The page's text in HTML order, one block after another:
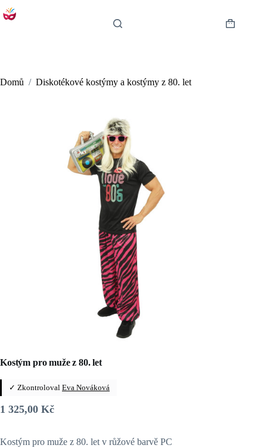
to
Shopping
Domů / Diskotékové kostýmy a kostýmy z 80. let
Kostým pro muže z 80. let
✓ Zkontroloval Eva Nováková
1 325,00 Kč
Kostým pro muže z 80. let v růžové barvě PC